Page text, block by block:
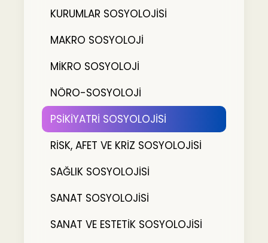
KURUMLAR SOSYOLOJİSİ
MAKRO SOSYOLOJİ
MİKRO SOSYOLOJİ
NÖRO-SOSYOLOJİ
PSİKİYATRİ SOSYOLOJİSİ
RİSK, AFET VE KRİZ SOSYOLOJİSİ
SAĞLIK SOSYOLOJİSİ
SANAT SOSYOLOJİSİ
SANAT VE ESTETİK SOSYOLOJİSİ